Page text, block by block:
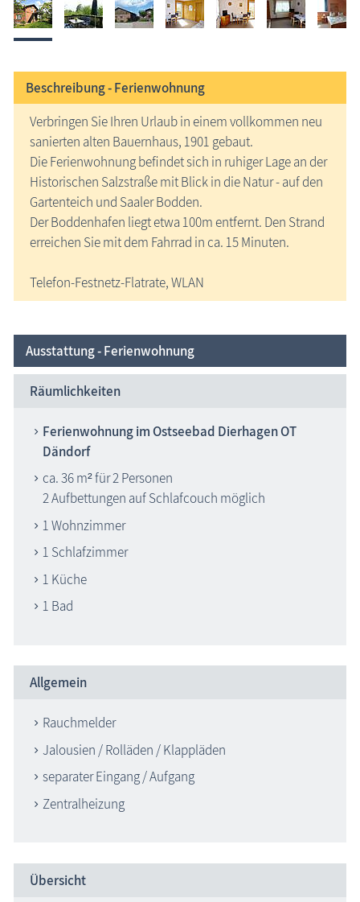
Beschreibung -Ferienwohnung
Verbringen Sie Ihren Urlaub in einem vollkommen neu
sanierten alten Bauernhaus, 1901 gebaut.
Die Ferienwohnung befindet sich in ruhiger Lage an der
Historischen Salzstraße mit Blick in die Natur - auf den
Gartenteich und Saaler Bodden.
Der Boddenhafen liegt etwa 100m entfernt. Den Strand
erreichen Sie mit dem Fahrrad in ca. 15 Minuten.
Telefon-Festnetz-Flatrate, WLAN
Ausstattung - Ferienwohnung
Räumlichkeiten
Ferienwohnung im Ostseebad Dierhagen OT
Dändorf
ca. 36 m² für 2 Personen
2 Aufbettungen auf Schlafcouch möglich
1 Wohnzimmer
1 Schlafzimmer
1 Küche
1 Bad
Allgemein
Rauchmelder
Jalousien / Rolläden / Klappläden
separater Eingang / Aufgang
Zentralheizung
Übersicht